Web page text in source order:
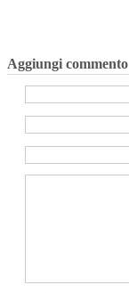
Aggiungi commento